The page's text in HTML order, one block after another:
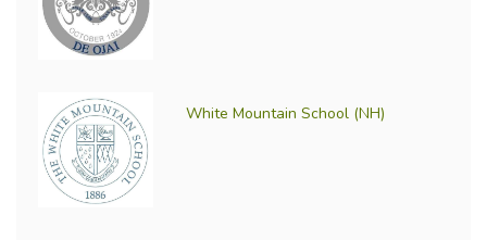
White Mountain School (NH)